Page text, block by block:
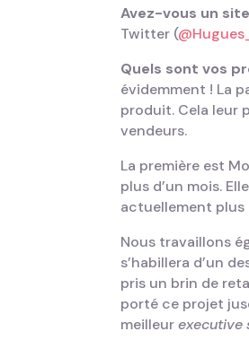
Avez-vous un
Twitter (
Quels sont vos
évidemment ! La
produit. Cela leur
vendeurs.
La première est
plus d’un mois.
actuellement plus
Nous travaillons
s’habillera d’un
pris un brin de
porté ce projet
meilleurexecutive